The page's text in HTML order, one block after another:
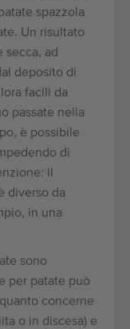
spazzola
Un risultato
secca, ad
deposito di
facili da
passate nella
è possibile
di
il
diverso da
in una
sono
per patate può
concerne
o in discesa) e